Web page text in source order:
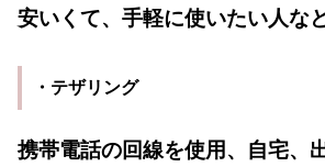
安いくて、手軽に使いたい人な
・テザリング
携帯電話の回線を使用、自宅、